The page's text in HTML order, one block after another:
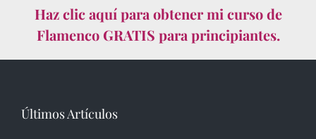
Haz clic aquí para obtener mi curso de
Flamenco GRATIS para principiantes.
Últimos Artículos